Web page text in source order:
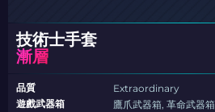
技術士手套
漸層
品質
Extraordinary
遊戲武器箱
鷹爪武器箱, 革命武器箱